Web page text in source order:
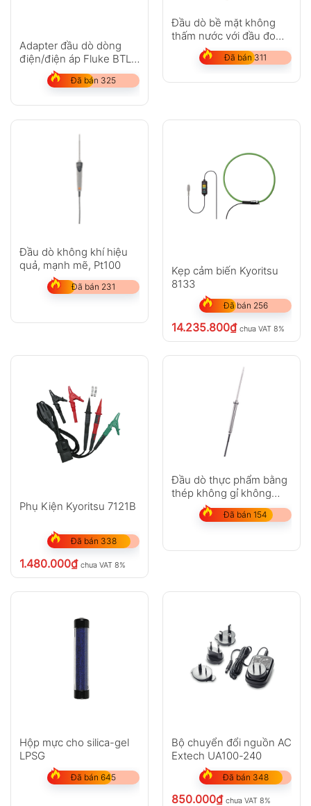
Adapter đầu dò dòng
điện/điện áp Fluke BTL-
Đã bán 325
Đầu dò bề mặt không
thấm nước với đầu đo
được mở rộng
Đã bán 311
Đầu dò không khí hiệu
quả, mạnh mẽ, Pt100
Đã bán 231
Kẹp cảm biến Kyoritsu
8133
Đã bán 256
14.235.800₫ chưa VAT 8%
Phụ Kiện Kyoritsu 7121B
Đã bán 338
1.480.000₫ chưa VAT 8%
Đầu dò thực phẩm bằng
thép không gỉ không
thấm nước (TC loại K)
Đã bán 154
Hộp mực cho silica-gel
LPSG
Đã bán 645
Bộ chuyển đổi nguồn AC
Extech UA100-240
Đã bán 348
850.000₫ chưa VAT 8%